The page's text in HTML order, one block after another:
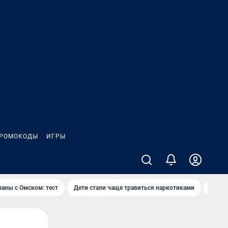
ИГРЫ
с Омском: тест Дети стали чаще травиться наркотиками